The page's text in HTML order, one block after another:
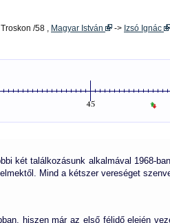
/58 , Magyar István -> Izsó Ignác
két találkozásunk alkalmával 1968-
Mind a kétszer vereséget
hiszen már az első félidő elején